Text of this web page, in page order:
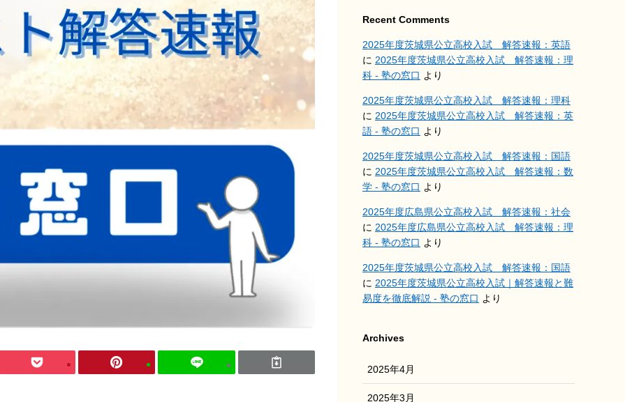
Recent Comments
2025年度茨城県公立高校入試 解答速報：英語
に 2025年度茨城県公立高校入試 解答速報：理
科 - 塾の窓口 より
2025年度茨城県公立高校入試 解答速報：理科
に 2025年度茨城県公立高校入試 解答速報：英
語 - 塾の窓口 より
2025年度茨城県公立高校入試 解答速報：国語
に 2025年度茨城県公立高校入試 解答速報：数
学 - 塾の窓口 より
2025年度広島県公立高校入試 解答速報：社会
に 2025年度広島県公立高校入試 解答速報：理
科 - 塾の窓口 より
2025年度茨城県公立高校入試 解答速報：国語
に 2025年度茨城県公立高校入試｜解答速報と難
易度を徹底解説 - 塾の窓口 より
Archives
2025年4月
2025年3月